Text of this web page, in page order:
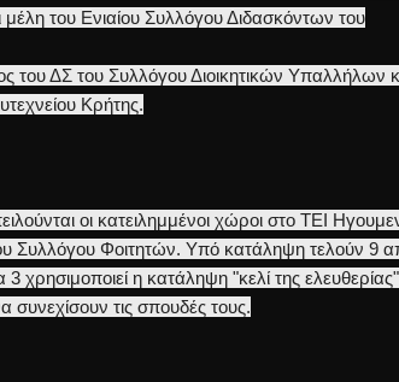
του Ενιαίου Συλλόγου Διδασκόντων του
ΔΣ του Συλλόγου Διοικητικών Υπαλλήλων
Κρήτης.
οι κατειλημμένοι χώροι στο ΤΕΙ
Συλλόγου Φοιτητών. Υπό κατάληψη τελούν 9
χρησιμοποιεί η κατάληψη "κελί της
συνεχίσουν τις σπουδές τους.